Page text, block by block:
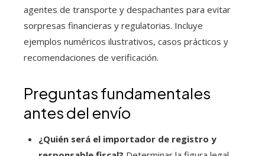
agentes de transporte y despachantes para evitar
sorpresas financieras y regulatorias. Incluye
ejemplos numéricos ilustrativos, casos prácticos y
recomendaciones de verificación.
Preguntas fundamentales
antes del envío
¿Quién será el importador de registro y